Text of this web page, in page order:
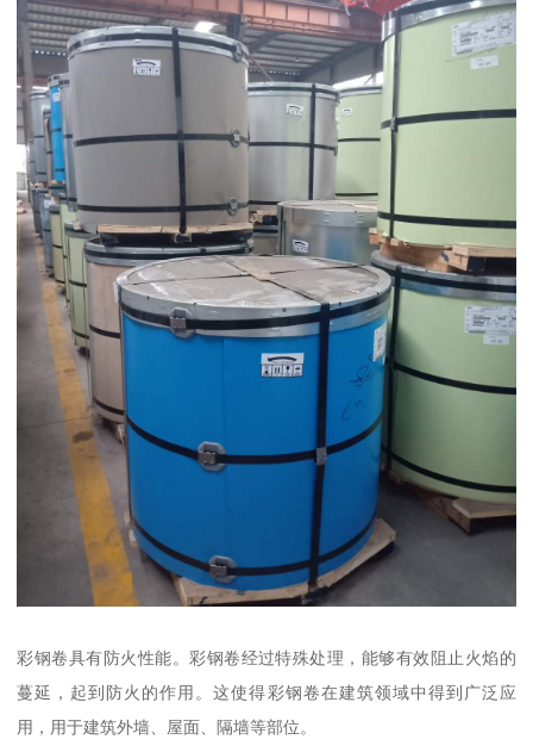
彩钢卷具有防火性能。彩钢卷经过特殊处理，能够有效阻止火焰的
蔓延，起到防火的作用。这使得彩钢卷在建筑领域中得到广泛应
用，用于建筑外墙、屋面、隔墙等部位。